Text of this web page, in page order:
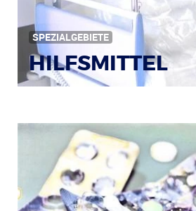
SPEZIALGEBIETE
HILFSMITTEL
Bild: © Rainer Sturm / pixelio.de